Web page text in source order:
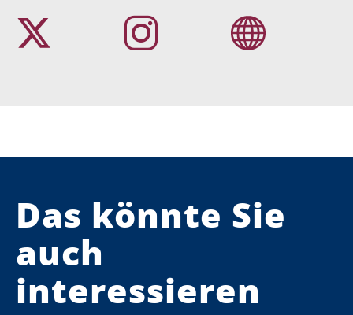
Das könnte Sie
auch
interessieren